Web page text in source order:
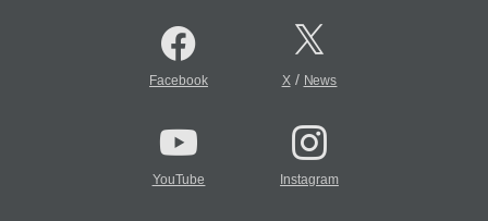
Facebook X/ News
YouTube Instagram